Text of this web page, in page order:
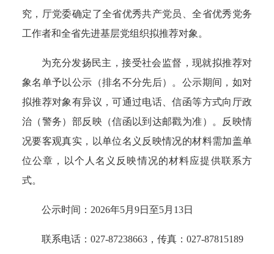
究，厅党委确定了全省优秀共产党员、全省优秀党务
工作者和全省先进基层党组织拟推荐对象。
为充分发扬民主，接受社会监督，现就拟推荐对
象名单予以公示（排名不分先后）。公示期间，如对
拟推荐对象有异议，可通过电话、信函等方式向厅政
治（警务）部反映（信函以到达邮戳为准）。反映情
况要客观真实，以单位名义反映情况的材料需加盖单
位公章，以个人名义反映情况的材料应提供联系方
式。
公示时间：2026年5月9日至5月13日
联系电话：027-87238663，传真：027-87815189